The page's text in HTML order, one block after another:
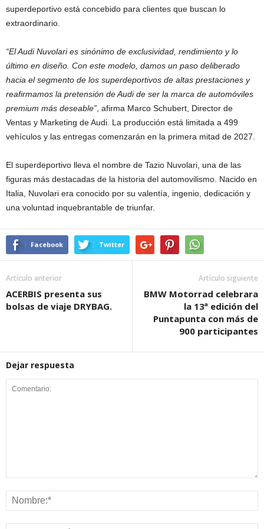
superdeportivo está concebido para clientes que buscan lo
extraordinario.
“El Audi Nuvolari es sinónimo de exclusividad, rendimiento y lo
último en diseño. Con este modelo, damos un paso deliberado
hacia el segmento de los superdeportivos de altas prestaciones y
reafirmamos la pretensión de Audi de ser la marca de automóviles
premium más deseable” , afirma Marco Schubert, Director de
Ventas y Marketing de Audi. La producción está limitada a 499
vehículos y las entregas comenzarán en la primera mitad de 2027.
El superdeportivo lleva el nombre de Tazio Nuvolari, una de las
figuras más destacadas de la historia del automovilismo. Nacido en
Italia, Nuvolari era conocido por su valentía, ingenio, dedicación y
una voluntad inquebrantable de triunfar.
Facebook Twitter
Artículo anterior
ACERBIS presenta sus
bolsas de viaje DRYBAG.
Artículo siguiente
BMW Motorrad celebrara
la 13ª edición del
Puntapunta con más de
900 participantes
Dejar respuesta